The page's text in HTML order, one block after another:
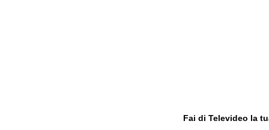
Fai di Televideo la